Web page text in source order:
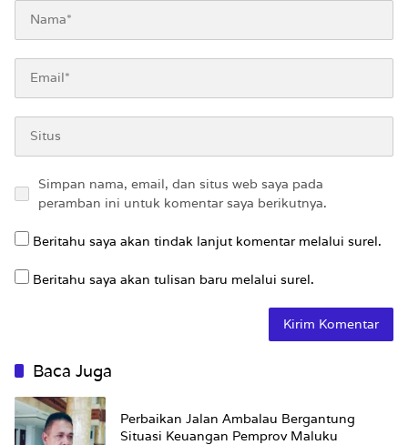
Simpan nama, email, dan situs web saya pada
peramban ini untuk komentar saya berikutnya.
Beritahu saya akan tindak lanjut komentar melalui surel.
Beritahu saya akan tulisan baru melalui surel.
Baca Juga
Perbaikan Jalan Ambalau Bergantung
Situasi Keuangan Pemprov Maluku